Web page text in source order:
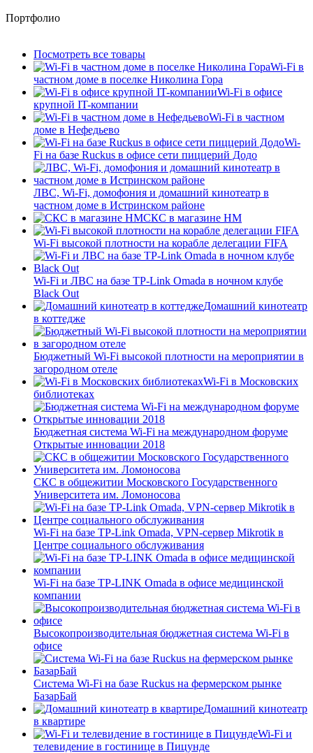
Портфолио
Посмотреть все товары
Wi-Fi в
частном доме в поселке Николина Гора
Wi-Fi в офисе
крупной IT-компании
Wi-Fi в частном
доме в Нефедьево
Wi-
Fi на базе Ruckus в офисе сети пиццерий Додо
ЛВС, Wi-Fi, домофония и домашний кинотеатр в
частном доме в Истринском районе
СКС в магазине HM
Wi-Fi высокой плотности на корабле делегации FIFA
Wi-Fi и ЛВС на базе TP-Link Omada в ночном клубе
Black Out
Домашний кинотеатр
в коттедже
Бюджетный Wi-Fi высокой плотности на мероприятии в
загородном отеле
Wi-Fi в Московских
библиотеках
Бюджетная система Wi-Fi на международном форуме
Открытые инновации 2018
СКС в общежитии Московского Государственного
Университета им. Ломоносова
Wi-Fi на базе TP-Link Omada, VPN-сервер Mikrotik в
Центре социального обслуживания
Wi-Fi на базе TP-LINK Omada в офисе медицинской
компании
Высокопроизводительная бюджетная система Wi-Fi в
офисе
Система Wi-Fi на базе Ruckus на фермерском рынке
БазарБай
Домашний кинотеатр
в квартире
Wi-Fi и
телевидение в гостинице в Пицунде